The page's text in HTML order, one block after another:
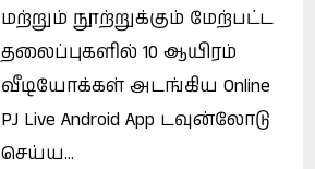
மற்றும் நூற்றுக்கும் மேற்பட்ட
தலைப்புகளில் 10 ஆயிரம்
வீடியோக்கள் அடங்கிய Online
PJ Live Android App டவுன்லோடு
செய்ய...